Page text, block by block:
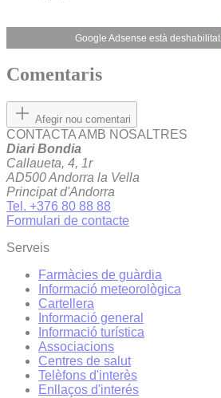
Google Adsense està deshabilitat.
Comentaris
Afegir nou comentari
CONTACTA AMB NOSALTRES
Diari Bondia
Callaueta, 4, 1r
AD500 Andorra la Vella
Principat d'Andorra
Tel. +376 80 88 88
Formulari de contacte
Serveis
Farmàcies de guàrdia
Informació meteorològica
Cartellera
Informació general
Informació turística
Associacions
Centres de salut
Telèfons d'interès
Enllaços d'interés